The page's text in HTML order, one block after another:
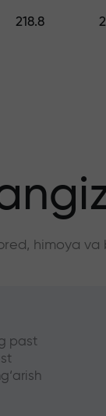
218.8
himoya
past